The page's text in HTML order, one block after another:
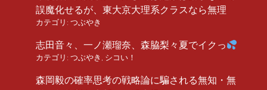
誤魔化せるが、東大京大理系クラスなら無理
カテゴリ: つぶやき
志田音々、一ノ瀬瑠奈、森脇梨々夏でイクっ
カテゴリ: つぶやき , シコい！
森岡毅の確率思考の戦略論に騙される無知・無